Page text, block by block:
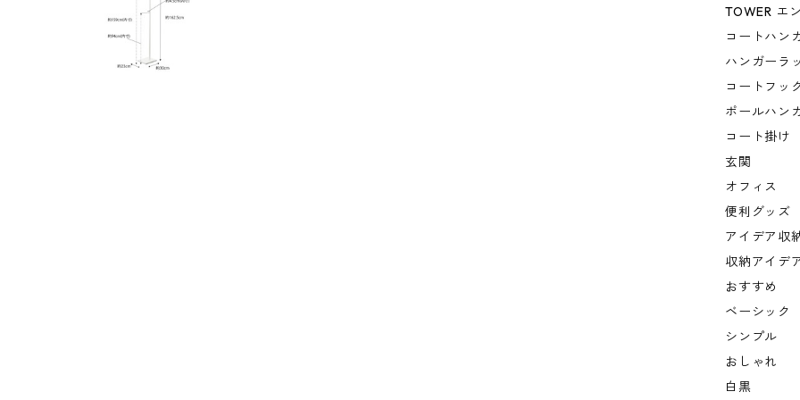
TOWER エ
コートハン
ハンガーラ
コートフッ
ポールハン
コート掛け
玄関
オフィス
便利グッズ
アイデア収
収納アイデ
おすすめ
ベーシック
シンプル
おしゃれ
白黒